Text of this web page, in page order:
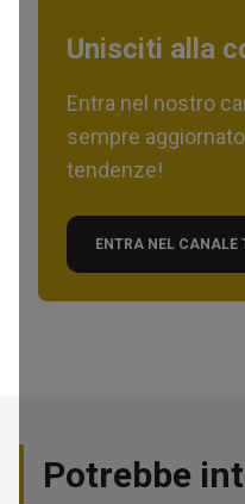
Unisciti alla
Entra nel nostro
sempre
tendenze!
ENTRA NEL CANALE
Potrebbe